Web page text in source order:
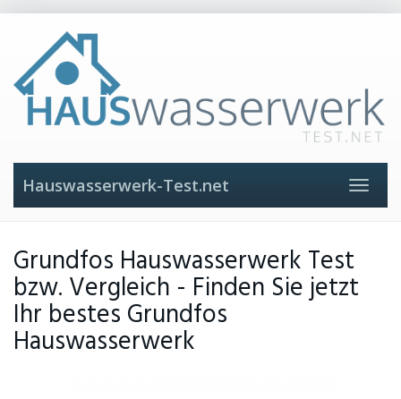
content
Toggle
Hauswasserwerk-Test.net
Grundfos Hauswasserwerk Test
bzw. Vergleich - Finden Sie jetzt
Ihr bestes Grundfos
Hauswasserwerk